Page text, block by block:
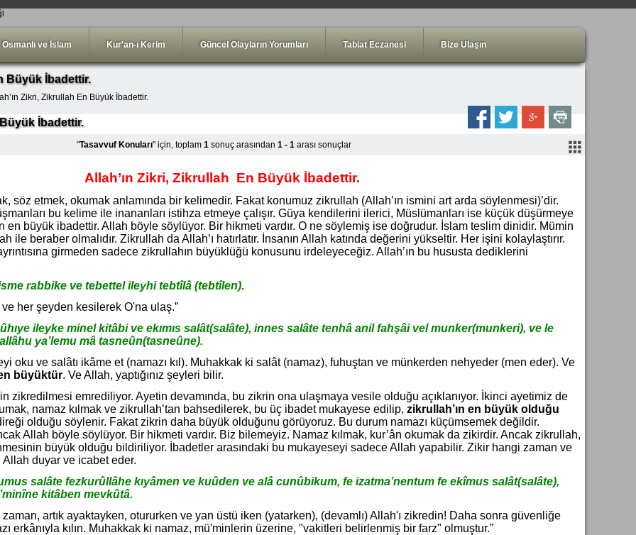
Osmanlı ve İslam Kur'an-ı Kerim Güncel Olayların Yorumları Tabiat Eczanesi Bize Ulaşın
Büyük İbadettir.
Zikri, Zikrullah En Büyük İbadettir.
İbadettir.
"Tasavvuf Konuları" için, toplam 1sonuç arasından 1 - 1arası sonuçlar
Allah’ın Zikri, Zikrullah En Büyük İbadettir.
söz etmek, okumak anlamında bir kelimedir. Fakat konumuz zikrullah (Allah’ın ismini art arda söylenmesi)’dir.
bu kelime ile inananları istihza etmeye çalışır. Güya kendilerini ilerici, Müslümanları ise küçük düşürmeye
en büyük ibadettir. Allah böyle söylüyor. Bir hikmeti vardır. O ne söylemiş ise doğrudur. İslam teslim dinidir. Mümin
ile beraber olmalıdır. Zikrullah da Allah’ı hatırlatır. İnsanın Allah katında değerini yükseltir. Her işini kolaylaştırır.
girmeden sadece zikrullahın büyüklüğü konusunu irdeleyeceğiz. Allah’ın bu hususta dediklerini
rabbike ve tebettel ileyhi tebtîlâ (tebtîlen).
ve her şeyden kesilerek O'na ulaş.”
ileyke minel kitâbi ve ekımıs salât(salâte), innes salâte tenhâ anil fahşâi vel munker(munkeri), ve le
ya’lemu mâ tasneûn(tasneûne).
oku ve salâtı ikâme et (namazı kıl). Muhakkak ki salât (namaz), fuhuştan ve münkerden nehyeder (men eder). Ve
büyüktür. Ve Allah, yaptığınız şeyleri bilir.
zikredilmesi emrediliyor. Ayetin devamında, bu zikrin ona ulaşmaya vesile olduğu açıklanıyor. İkinci ayetimiz de
namaz kılmak ve zikrullah’tan bahsedilerek, bu üç ibadet mukayese edilip, zikrullah’ın en büyük olduğu
olduğu söylenir. Fakat zikrin daha büyük olduğunu görüyoruz. Bu durum namazı küçümsemek değildir.
Allah böyle söylüyor. Bir hikmeti vardır. Biz bilemeyiz. Namaz kılmak, kur’ân okumak da zikirdir. Ancak zikrullah,
büyük olduğu bildiriliyor. İbadetler arasındaki bu mukayeseyi sadece Allah yapabilir. Zikir hangi zaman ve
Allah duyar ve icabet eder.
salâte fezkurûllâhe kıyâmen ve kuûden ve alâ cunûbikum, fe izatma’nentum fe ekîmus salât(salâte),
kitâben mevkûtâ.
artık ayaktayken, otururken ve yan üstü iken (yatarken), (devamlı) Allah'ı zikredin! Daha sonra güvenliğe
erkânıyla kılın. Muhakkak ki namaz, mü'minlerin üzerine, "vakitleri belirlenmiş bir farz" olmuştur.”